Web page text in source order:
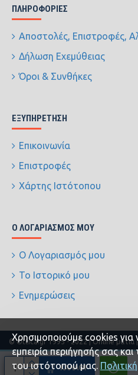
ΚΑΛΆΘΙ
ΠΛΗΡΟΦΟΡΊΕΣ
Αποστολές, Επιστροφές,
Δήλωση Εχεμύθειας
Όροι & Συνθήκες
ΕΞΥΠΗΡΈΤΗΣΗ
Επικοινωνία
Επιστροφές
Χάρτης Ιστότοπου
Ο ΛΟΓΑΡΙΑΣΜΌΣ ΜΟΥ
Ο Λογαριασμός μου
Το Ιστορικό μου
Ενημερώσεις
© Ottica.gr 1995 - 2022 | Online ματιά |
Xρησιμοποιούμε cookies
εμπειρία περιήγησής σας
του ιστότοπού μας.